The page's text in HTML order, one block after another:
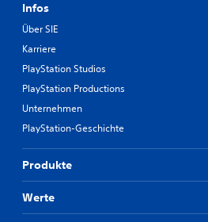
Infos
Über SIE
Karriere
PlayStation Studios
PlayStation Productions
Unternehmen
PlayStation-Geschichte
Produkte
Werte